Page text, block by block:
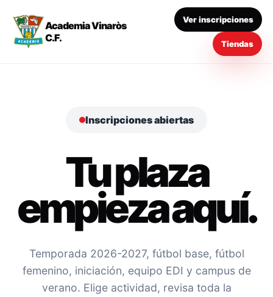
Academia Vinaròs
C.F.
Ver inscripciones
Tiendas
Inscripciones abiertas
Tu plaza
empieza aquí.
Temporada 2026-2027, fútbol base, fútbol
femenino, iniciación, equipo EDI y campus de
verano. Elige actividad, revisa toda la